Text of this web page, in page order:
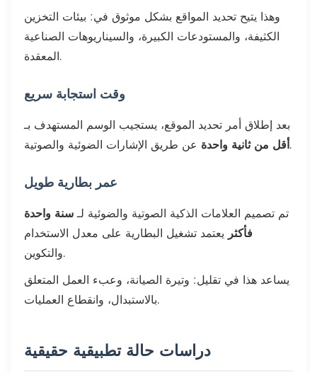
وهذا يتيح تحديد المواقع بشكل موثوق في: بيئات التخزين
الكثيفة، والمستودعات الكبيرة، والسيناريوهات الصناعية
المعقدة.
وقت استجابة سريع
بعد إطلاق أمر تحديد الموقع، يستجيب الوسم المستهدف بـ
أقل من ثانية واحدةعن طريق الإشارات الضوئية والصوتية.
عمر بطارية طويل
تم تصميم العلامات الذكية الصوتية والضوئية لـسنة واحدة
فأكثريعتمد تشغيل البطارية على معدل الاستخدام
والتكوين.
يساعد هذا في تقليل: وتيرة الصيانة، وعبء العمل المتعلق
بالاستبدال، وانقطاع العمليات.
دراسات حالة تطبيقية حقيقية